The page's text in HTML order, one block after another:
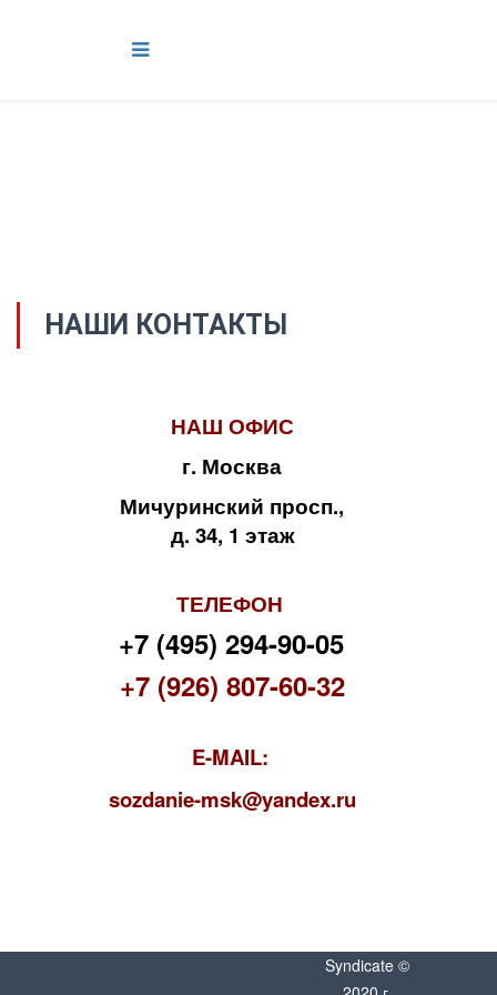
НАШИ КОНТАКТЫ
НАШ ОФИС
г. Москва
Мичуринский просп.,
д. 34, 1 этаж
ТЕЛЕФОН
+7 (495) 294-90-05
+7 (926) 807-60-32
E-MAIL:
sozdanie-msk@yandex.ru
Syndicate ©